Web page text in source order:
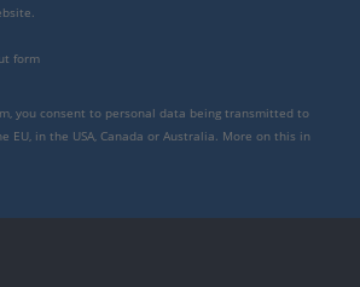
form
you consent to personal data being transmitted to
EU, in the USA, Canada or Australia. More on this in